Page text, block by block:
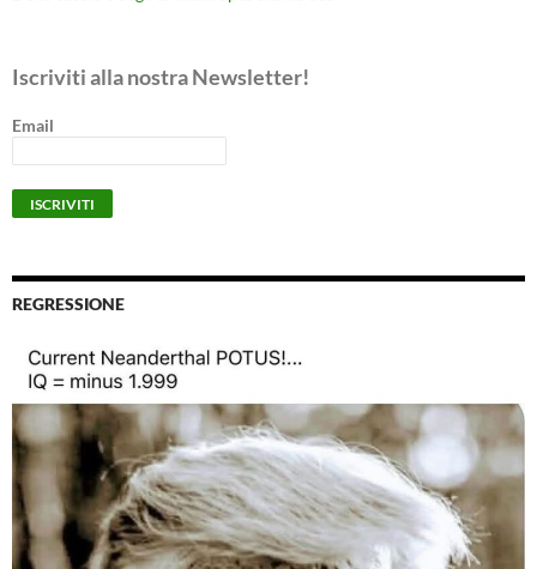
Iscriviti alla nostra Newsletter!
Email
REGRESSIONE